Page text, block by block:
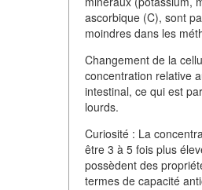
ascorbique (C), sont
moindres dans les
Changement de la
concentration relative
intestinal, ce qui est
lourds.
Curiosité : La
être 3 à 5 fois plus
possèdent des
termes de capacité